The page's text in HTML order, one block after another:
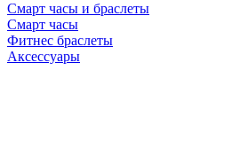
Смарт часы и браслеты
Смарт часы
Фитнес браслеты
Аксессуары